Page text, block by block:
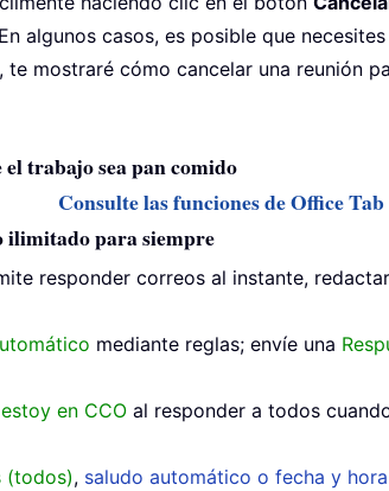
algunos casos, es posible que
mostraré cómo cancelar una reunión
trabajo sea pan comido
Consulte las funciones de Office Tab
ilimitado para siempre
responder correos al instante,
mediante reglas; envíe una
en CCO al responder a todos
(todos), saludo automático o fecha y